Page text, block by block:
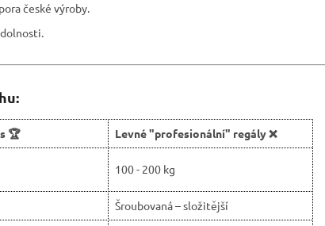
české výroby.
🏆
Levné "profesionální" regály ❌
100 - 200 kg
Šroubovaná – složitější